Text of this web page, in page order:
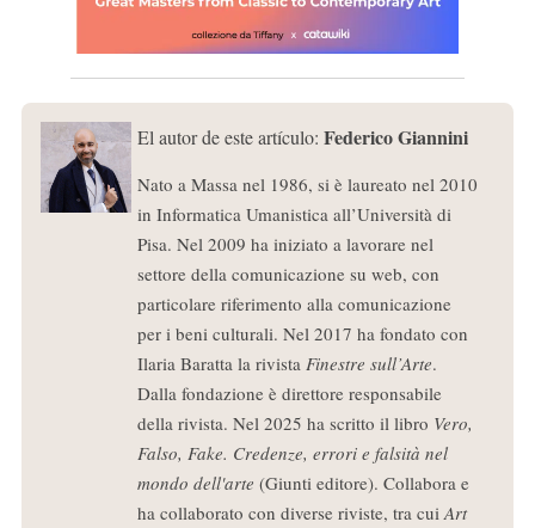
El autor de este artículo: Federico Giannini
Nato a Massa nel 1986, si è laureato nel 2010
in Informatica Umanistica all’Università di
Pisa. Nel 2009 ha iniziato a lavorare nel
settore della comunicazione su web, con
particolare riferimento alla comunicazione
per i beni culturali. Nel 2017 ha fondato con
Ilaria Baratta la rivista Finestre sull’Arte.
Dalla fondazione è direttore responsabile
della rivista. Nel 2025 ha scritto il libro Vero,
Falso, Fake. Credenze, errori e falsità nel
mondo dell'arte (Giunti editore). Collabora e
ha collaborato con diverse riviste, tra cui Art